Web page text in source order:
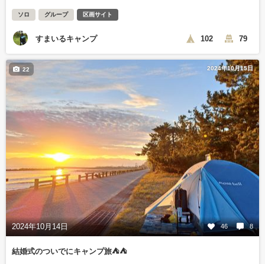
ソロ グループ 区画サイト
すまいるキャンプ 102 79
2024年10月15日
2024年10月14日 46 8
22
結婚式のついでにキャンプ旅⛺⛺